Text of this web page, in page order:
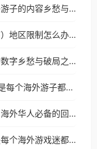
时刻新闻国外地区限制怎么办？海外游子的内容乡愁与破局之路
在美国用国务院客户端（国务院发布）地区限制怎么办？3步解决海外看国内内容难题
瑞士怎么打不开蒙速办？海外游子的数字乡愁与破局之路
B站会员在国外能用吗知乎？这可能是每个海外游子都问过的问题
在越南用乐视视频地区限制怎么办？海外华人必备的回国加速攻略
怎么在国外玩隐形守护者？这可能是每个海外游戏迷都问过的问题